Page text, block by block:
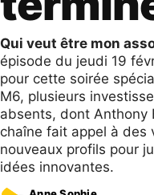
Qui veut être mon
épisode du jeudi 19
pour cette soirée
M6, plusieurs
absents, dont Anthony
chaîne fait appel à des
nouveaux profils pour
idées innovantes.